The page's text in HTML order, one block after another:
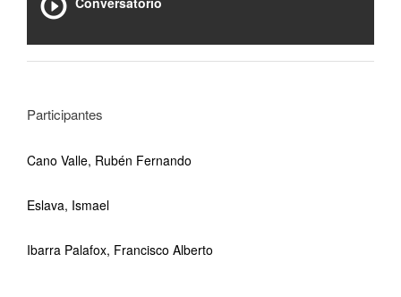
Participantes
Cano Valle, Rubén Fernando
Eslava, Ismael
Ibarra Palafox, Francisco Alberto